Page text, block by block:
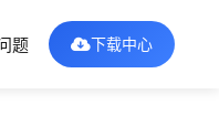
题 下载中心